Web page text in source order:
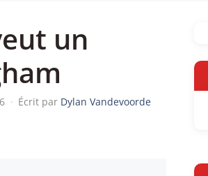
un
· Écrit par Dylan Vandevoorde